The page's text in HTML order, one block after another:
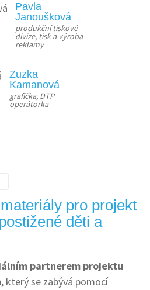
Pavla
Janoušková
produkční tiskové
divize, tisk a výroba
reklamy
Zuzka
Kamanová
grafička, DTP
operátorka
pro projekt
děti a
partnerem projektu
, který se zabývá pomocí